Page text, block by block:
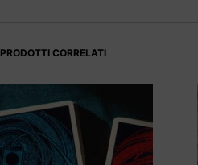
PRODOTTI CORRELATI